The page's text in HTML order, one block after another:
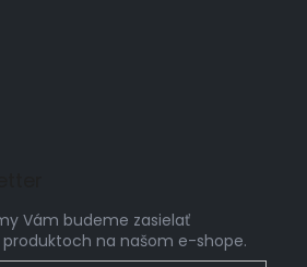
Vám budeme zasielať
na našom e-shope.